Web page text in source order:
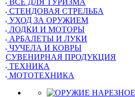
ВСЕ ДЛЯ ТУРИЗМА
СТЕНДОВАЯ СТРЕЛЬБА
УХОД ЗА ОРУЖИЕМ
ЛОДКИ И МОТОРЫ
АРБАЛЕТЫ И ЛУКИ
ЧУЧЕЛА И КОВРЫ
СУВЕНИРНАЯ ПРОДУКЦИЯ
ТЕХНИКА
МОТОТЕХНИКА